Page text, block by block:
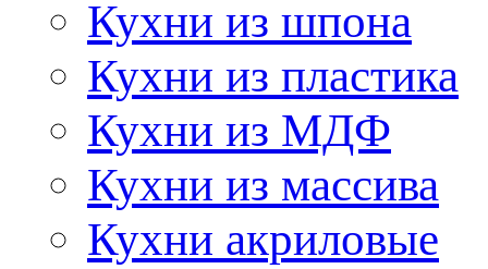
Кухни из шпона
Кухни из пластика
Кухни из МДФ
Кухни из массива
Кухни акриловые